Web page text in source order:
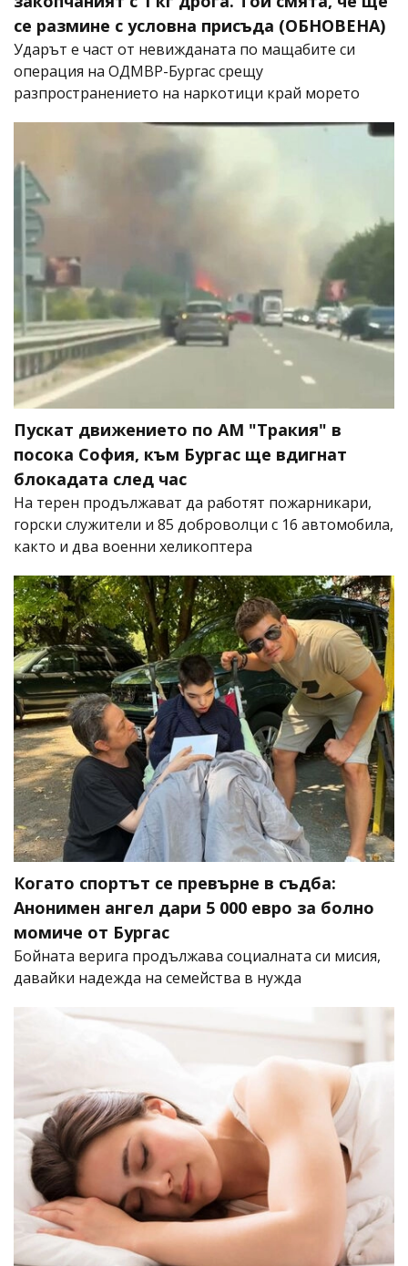
се размине с условна присъда (ОБНОВЕНА)
Ударът е част от невижданата по мащабите си
операция на ОДМВР-Бургас срещу
разпространението на наркотици край морето
Пускат движението по АМ "Тракия" в
посока София, към Бургас ще вдигнат
блокадата след час
На терен продължават да работят пожарникари,
горски служители и 85 доброволци с 16 автомобила,
както и два военни хеликоптера
Когато спортът се превърне в съдба:
Анонимен ангел дари 5 000 евро за болно
момиче от Бургас
Бойната верига продължава социалната си мисия,
давайки надежда на семейства в нужда